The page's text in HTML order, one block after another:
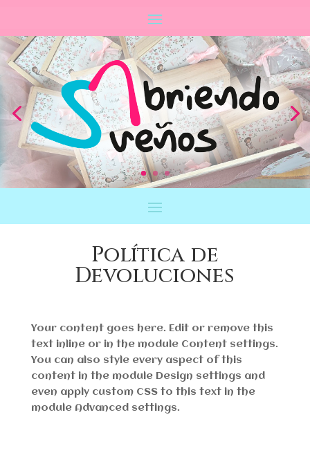
Política de
Devoluciones
Your content goes here. Edit or remove this
text inline or in the module Content settings.
You can also style every aspect of this
content in the module Design settings and
even apply custom CSS to this text in the
module Advanced settings.